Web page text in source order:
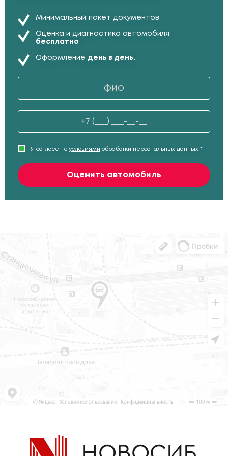
Минимальный пакет документов
Оценка и диагностика автомобиля
бесплатно
Оформление день в день.
Я согласен с условиями обработки персональных данных *
Оценить автомобиль